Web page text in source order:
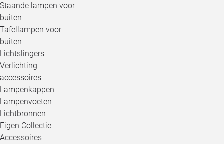
Staande lampen voor
buiten
Tafellampen voor
buiten
Lichtslingers
Verlichting
accessoires
Lampenkappen
Lampenvoeten
Lichtbronnen
Eigen Collectie
Accessoires